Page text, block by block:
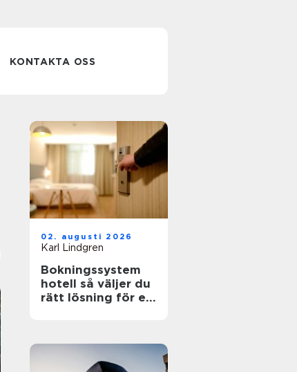
KONTAKTA OSS
02. augusti 2026
Karl Lindgren
Bokningssystem
hotell så väljer du
rätt lösning för en